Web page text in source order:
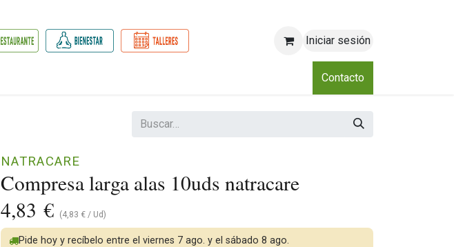
Iniciar sesión
Club
Contacto
Compresa larga alas 10uds natracare
NATRACARE
4,83 € (4,83 € / Ud)
Pide hoy y recíbelo entre el viernes 7 ago. y el sábado 8 ago.